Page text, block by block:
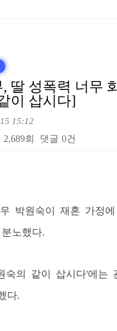
딸 성폭력 너무
이 삽시다]
15:12
2,689회 댓글 0건
박원숙이 재혼 가정에
노했다.
숙의 같이 삽시다'에는
다.